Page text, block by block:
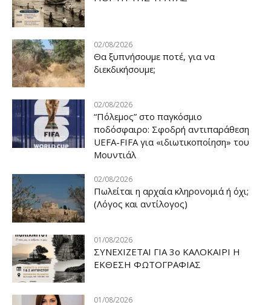
02/08/2026
Θα ξυπνήσουμε ποτέ, για να
διεκδικήσουμε;
02/08/2026
“Πόλεμος” στο παγκόσμιο
ποδόσφαιρο: Σφοδρή αντιπαράθεση
UEFA-FIFA για «ιδιωτικοποίηση» του
Μουντιάλ
02/08/2026
Πωλείται η αρχαία κληρονομιά ή όχι;
(Λόγος και αντίλογος)
01/08/2026
ΣΥΝΕΧΙΖΕΤΑΙ ΓΙΑ 3ο ΚΑΛΟΚΑΙΡΙ Η
ΕΚΘΕΣΗ ΦΩΤΟΓΡΑΦΙΑΣ
01/08/2026